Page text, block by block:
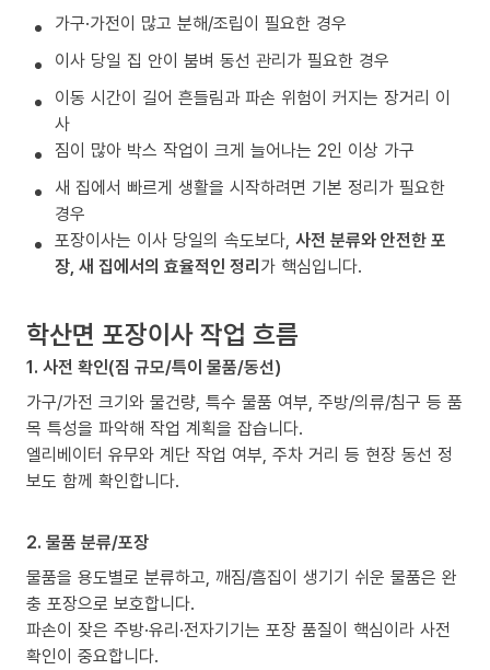
가구·가전이 많고 분해/조립이 필요한 경우
이사 당일 집 안이 붐벼 동선 관리가 필요한 경우
이동 시간이 길어 흔들림과 파손 위험이 커지는 장거리 이
사
짐이 많아 박스 작업이 크게 늘어나는 2인 이상 가구
새 집에서 빠르게 생활을 시작하려면 기본 정리가 필요한
경우
포장이사는 이사 당일의 속도보다, 사전 분류와 안전한 포
장, 새 집에서의 효율적인 정리가 핵심입니다.
학산면 포장이사 작업 흐름
1. 사전 확인(짐 규모/특이 물품/동선)
가구/가전 크기와 물건량, 특수 물품 여부, 주방/의류/침구 등 품
목 특성을 파악해 작업 계획을 잡습니다.
엘리베이터 유무와 계단 작업 여부, 주차 거리 등 현장 동선 정
보도 함께 확인합니다.
2. 물품 분류/포장
물품을 용도별로 분류하고, 깨짐/흠집이 생기기 쉬운 물품은 완
충 포장으로 보호합니다.
파손이 잦은 주방·유리·전자기기는 포장 품질이 핵심이라 사전
확인이 중요합니다.